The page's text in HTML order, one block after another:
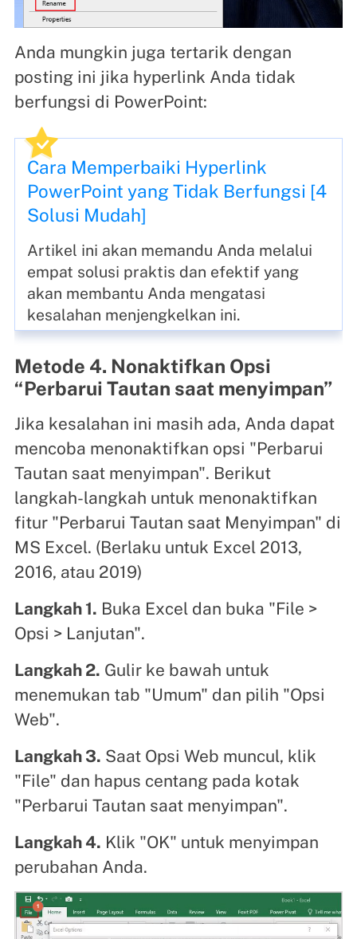
Anda mungkin juga tertarik dengan
posting ini jika hyperlink Anda tidak
berfungsi di PowerPoint:
Cara Memperbaiki Hyperlink
PowerPoint yang Tidak Berfungsi [4
Solusi Mudah]
Artikel ini akan memandu Anda melalui
empat solusi praktis dan efektif yang
akan membantu Anda mengatasi
kesalahan menjengkelkan ini.
Metode 4. Nonaktifkan Opsi
“Perbarui Tautan saat menyimpan”
Jika kesalahan ini masih ada, Anda dapat
mencoba menonaktifkan opsi "Perbarui
Tautan saat menyimpan". Berikut
langkah-langkah untuk menonaktifkan
fitur "Perbarui Tautan saat Menyimpan" di
MS Excel. (Berlaku untuk Excel 2013,
2016, atau 2019)
Langkah 1. Buka Excel dan buka "File >
Opsi > Lanjutan".
Langkah 2. Gulir ke bawah untuk
menemukan tab "Umum" dan pilih "Opsi
Web".
Langkah 3. Saat Opsi Web muncul, klik
"File" dan hapus centang pada kotak
"Perbarui Tautan saat menyimpan".
Langkah 4. Klik "OK" untuk menyimpan
perubahan Anda.